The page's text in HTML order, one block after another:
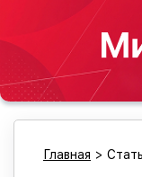
Главная >